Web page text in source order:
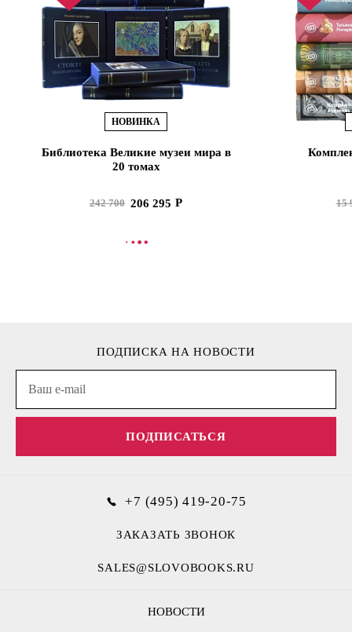
НОВИНКА
Библиотека Великие музеи мира в
20 томах
242 700 206 295
В КОРЗИНУ
15
НОВОСТИ
ПОДПИСКА НА НОВОСТИ
ПОДПИСАТЬСЯ
+7 (495) 419-20-75
ЗАКАЗАТЬ ЗВОНОК
SALES@SLOVOBOOKS.RU